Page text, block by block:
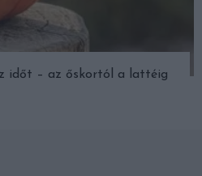
időt – az őskortól a lattéig